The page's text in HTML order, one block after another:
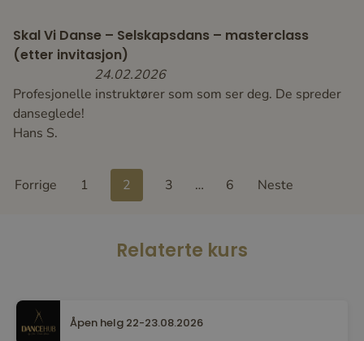
Skal Vi Danse – Selskapsdans – masterclass
(etter invitasjon)
24.02.2026
Profesjonelle instruktører som som ser deg. De spreder
danseglede!
Hans S.
Site
Reviews
Forrige Page
1 Page
2 Page
3 … Page
6 Neste
Relaterte kurs
Åpen helg 22-23.08.2026